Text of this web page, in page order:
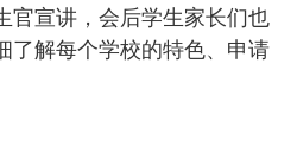
官宣讲，会后学生家长们也
了解每个学校的特色、申请